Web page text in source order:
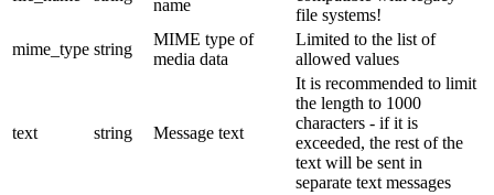
name
file systems!
mime_type string
MIME type of
media data
Limited to the list of
allowed values
text string Message text
It is recommended to limit
the length to 1000
characters - if it is
exceeded, the rest of the
text will be sent in
separate text messages